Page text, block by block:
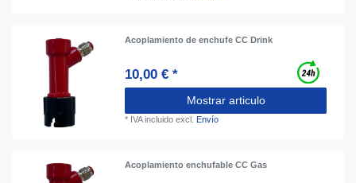
Acoplamiento de enchufe CC Drink
10,00 € *
Mostrar articulo
* IVA incluido excl. Envío
Acoplamiento enchufable CC Gas